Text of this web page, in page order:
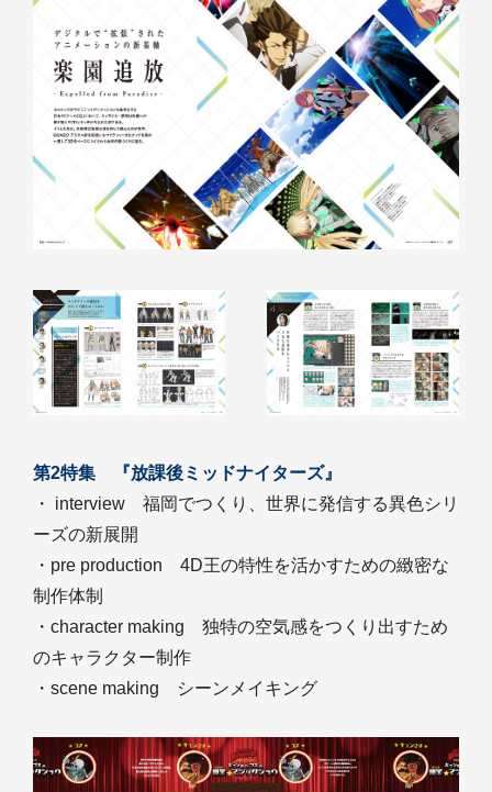
第2特集 『放課後ミッドナイターズ』
・ interview 福岡でつくり、世界に発信する異色シリ
ーズの新展開
・pre production 4D王の特性を活かすための緻密な
制作体制
・character making 独特の空気感をつくり出すため
のキャラクター制作
・scene making シーンメイキング